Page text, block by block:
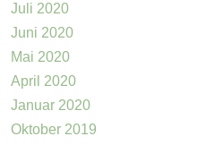
Juli 2020
Juni 2020
Mai 2020
April 2020
Januar 2020
Oktober 2019